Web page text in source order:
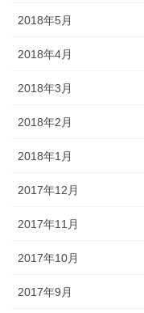
2018年5月
2018年4月
2018年3月
2018年2月
2018年1月
2017年12月
2017年11月
2017年10月
2017年9月